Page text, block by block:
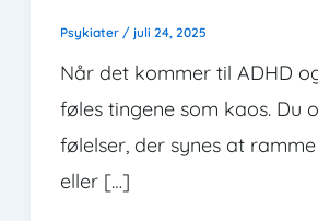
Psykiater / juli 24, 2025
Når det kommer til ADHD
føles tingene som kaos. Du
følelser, der synes at
eller […]